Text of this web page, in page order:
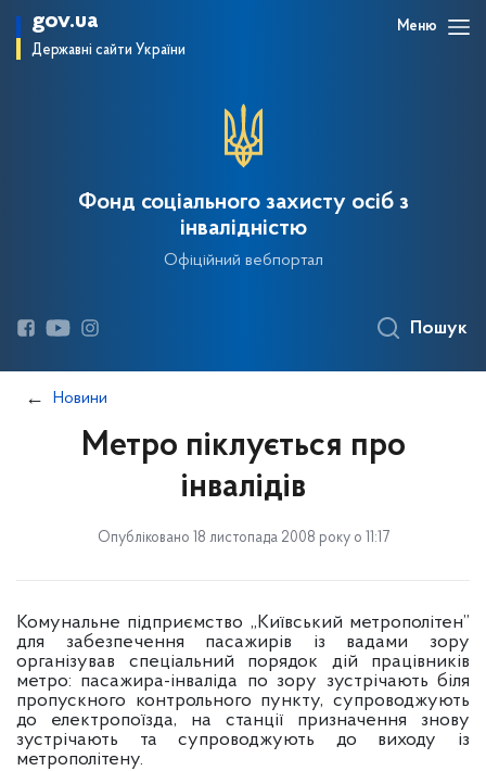
gov.ua
Державні сайти України
Меню
Фонд соціального захисту осіб з
інвалідністю
Офіційний вебпортал
Пошук
Новини
Метро піклується про
інвалідів
Опубліковано 18 листопада 2008 року о 11:17
Комунальне підприємство „Київський метрополітен”
для забезпечення пасажирів із вадами зору
організував спеціальний порядок дій працівників
метро: пасажира-інваліда по зору зустрічають біля
пропускного контрольного пункту, супроводжують
до електропоїзда, на станції призначення знову
зустрічають та супроводжують до виходу із
метрополітену.